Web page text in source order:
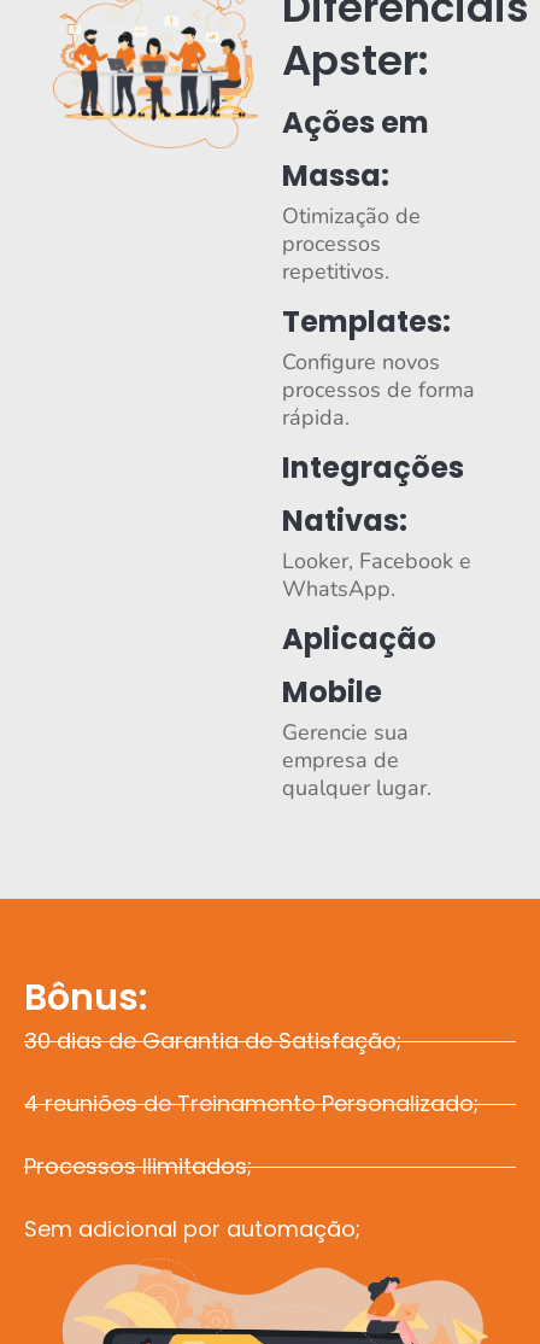
Apster:
Ações em
Massa:
Otimização de
processos
repetitivos.
Templates:
Configure novos
processos de forma
rápida.
Integrações
Nativas:
Looker, Facebook e
WhatsApp.
Aplicação
Mobile
Gerencie sua
empresa de
qualquer lugar.
Bônus:
30 dias de Garantia de Satisfação;
4 reuniões de Treinamento Personalizado;
Processos Ilimitados;
Sem adicional por automação;